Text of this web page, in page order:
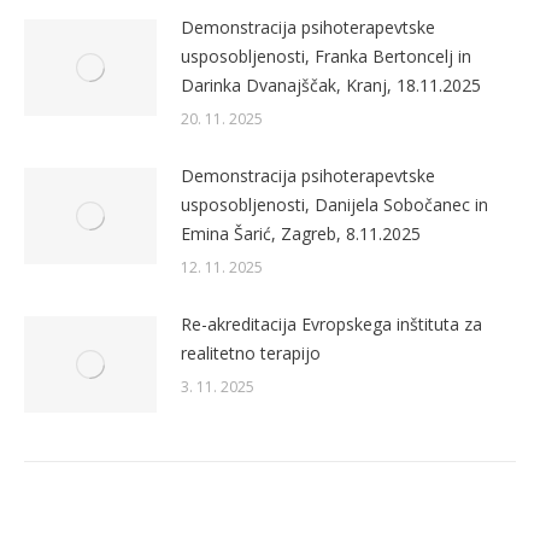
Demonstracija psihoterapevtske
usposobljenosti, Franka Bertoncelj in
Darinka Dvanajščak, Kranj, 18.11.2025
20. 11. 2025
Demonstracija psihoterapevtske
usposobljenosti, Danijela Sobočanec in
Emina Šarić, Zagreb, 8.11.2025
12. 11. 2025
Re-akreditacija Evropskega inštituta za
realitetno terapijo
3. 11. 2025